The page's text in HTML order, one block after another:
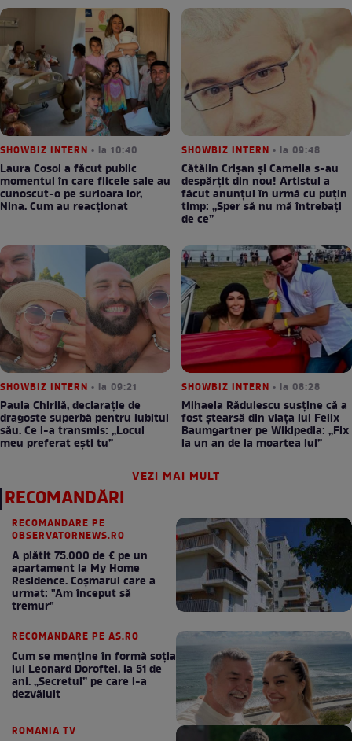
SHOWBIZ INTERN • la 10:40
Laura Cosoi a făcut public
momentul în care fiicele sale au
cunoscut-o pe surioara lor,
Nina. Cum au reacționat
SHOWBIZ INTERN • la 09:48
Cătălin Crișan și Camelia s-au
despărțit din nou! Artistul a
făcut anunțul în urmă cu puțin
timp: „Sper să nu mă întrebați
de ce”
SHOWBIZ INTERN • la 09:21
Paula Chirilă, declarație de
dragoste superbă pentru iubitul
său. Ce i-a transmis: „Locul
meu preferat ești tu”
SHOWBIZ INTERN • la 08:28
Mihaela Rădulescu susține că a
fost ștearsă din viața lui Felix
Baumgartner pe Wikipedia: „Fix
la un an de la moartea lui”
VEZI MAI MULT
RECOMANDĂRI
RECOMANDARE PE
OBSERVATORNEWS.RO
A plătit 75.000 de € pe un
apartament la My Home
Residence. Coşmarul care a
urmat: "Am început să
tremur"
RECOMANDARE PE AS.RO
Cum se menţine în formă soţia
lui Leonard Doroftei, la 51 de
ani. „Secretul” pe care l-a
dezvăluit
ROMANIA TV